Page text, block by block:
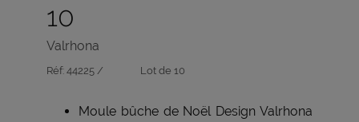
10
Valrhona
Réf: 44225 / Lot de 10
Moule bûche de Noël Design Valrhona